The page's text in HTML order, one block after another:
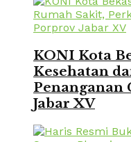
KONI Kota
Kesehatan
Penanganan
Jabar XV